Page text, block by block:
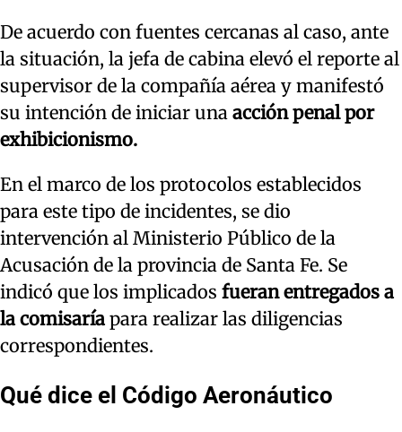
De acuerdo con fuentes cercanas al caso, ante
la situación, la jefa de cabina elevó el reporte al
supervisor de la compañía aérea y manifestó
su intención de iniciar una acción penal por
exhibicionismo.
En el marco de los protocolos establecidos
para este tipo de incidentes, se dio
intervención al Ministerio Público de la
Acusación de la provincia de Santa Fe. Se
indicó que los implicados fueran entregados a
la comisaría para realizar las diligencias
correspondientes.
Qué dice el Código Aeronáutico